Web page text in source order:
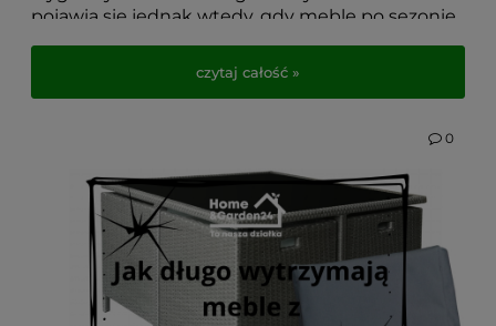
pojawia się jednak wtedy, gdy meble po sezonie
W tym artykule podpowiadamy, jak przygotować
sprawić, by korzystanie z nich było komfortowe i
przyjemne nawet w mroźne dni. Dzięki
odpowiedniej pielęgnacji i kilku prostym trikom
możesz cieszyć się swoim ogrodem przez cały
czytaj całość »
0